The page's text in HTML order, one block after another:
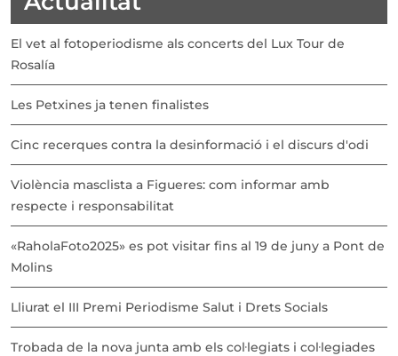
El vet al fotoperiodisme als concerts del Lux Tour de
Rosalía
Les Petxines ja tenen finalistes
Cinc recerques contra la desinformació i el discurs d'odi
Violència masclista a Figueres: com informar amb
respecte i responsabilitat
«RaholaFoto2025» es pot visitar fins al 19 de juny a Pont de
Molins
Lliurat el III Premi Periodisme Salut i Drets Socials
Trobada de la nova junta amb els col·legiats i col·legiades